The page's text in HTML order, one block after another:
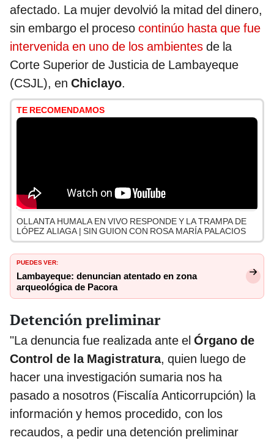
afectado. La mujer devolvió la mitad del dinero,
sin embargo el proceso continúo hasta que fue
intervenida en uno de los ambientes de la
Corte Superior de Justicia de Lambayeque
(CSJL), en Chiclayo.
TE RECOMENDAMOS
OLLANTA HUMALA EN VIVO RESPONDE Y LA TRAMPA DE
LÓPEZ ALIAGA | SIN GUION CON ROSA MARÍA PALACIOS
PUEDES VER:
Lambayeque: denuncian atentado en zona
arqueológica de Pacora
Detención preliminar
"La denuncia fue realizada ante el Órgano de
Control de la Magistratura, quien luego de
hacer una investigación sumaria nos ha
pasado a nosotros (Fiscalía Anticorrupción) la
información y hemos procedido, con los
recaudos, a pedir una detención preliminar